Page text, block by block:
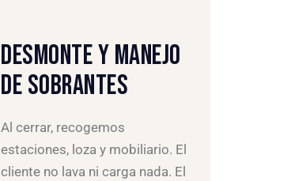
DESMONTE Y MANEJO
DE SOBRANTES
Al cerrar, recogemos
estaciones, loza y mobiliario. El
cliente no lava ni carga nada. El